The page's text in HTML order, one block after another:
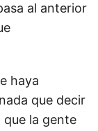
al anterior
haya
que decir
que la gente